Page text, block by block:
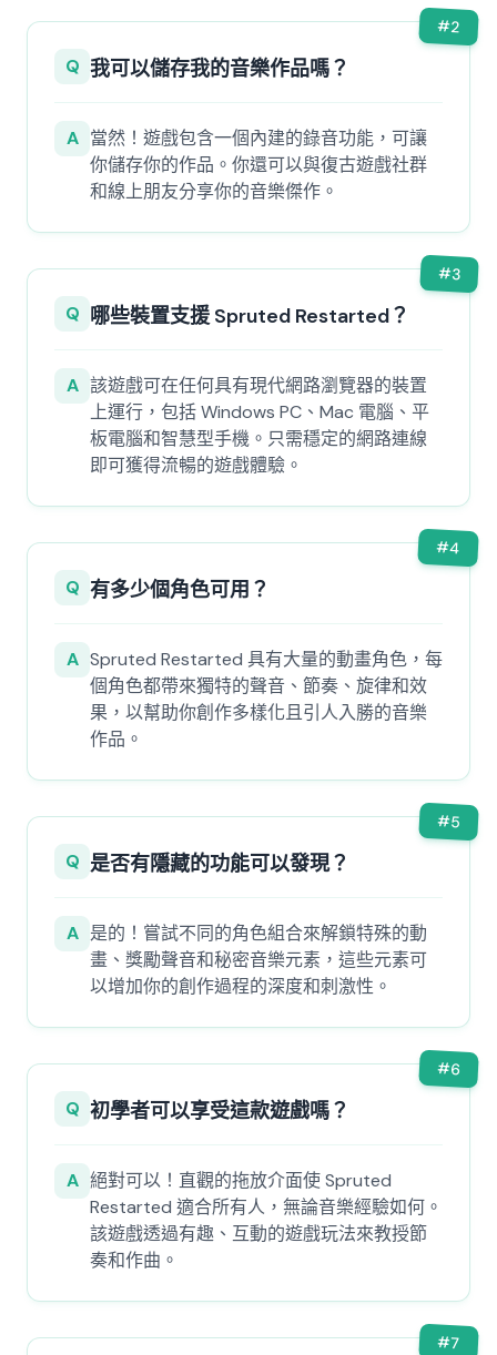
#2
Q 我可以儲存我的音樂作品嗎？
A 當然！遊戲包含一個內建的錄音功能，可讓
你儲存你的作品。你還可以與復古遊戲社群
和線上朋友分享你的音樂傑作。
#3
Q 哪些裝置支援 Spruted Restarted？
A 該遊戲可在任何具有現代網路瀏覽器的裝置
上運行，包括 Windows PC、Mac 電腦、平
板電腦和智慧型手機。只需穩定的網路連線
即可獲得流暢的遊戲體驗。
#4
Q 有多少個角色可用？
A Spruted Restarted 具有大量的動畫角色，每
個角色都帶來獨特的聲音、節奏、旋律和效
果，以幫助你創作多樣化且引人入勝的音樂
作品。
#5
Q 是否有隱藏的功能可以發現？
A 是的！嘗試不同的角色組合來解鎖特殊的動
畫、獎勵聲音和秘密音樂元素，這些元素可
以增加你的創作過程的深度和刺激性。
#6
Q 初學者可以享受這款遊戲嗎？
A 絕對可以！直觀的拖放介面使 Spruted
Restarted 適合所有人，無論音樂經驗如何。
該遊戲透過有趣、互動的遊戲玩法來教授節
奏和作曲。
#7